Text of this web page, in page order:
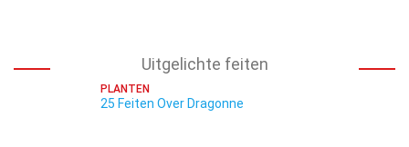
Uitgelichte feiten
PLANTEN
25 Feiten Over Dragonne